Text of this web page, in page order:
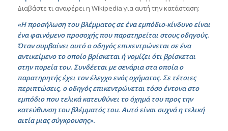
Διαβάστε τι αναφέρει η Wikipedia για αυτή την κατάσταση:
«Η προσήλωση του βλέμματος σε ένα εμπόδιο-κίνδυνο είναι
ένα φαινόμενο προσοχής που παρατηρείται στους οδηγούς.
Όταν συμβαίνει αυτό ο οδηγός επικεντρώνεται σε ένα
αντικείμενο το οποίο βρίσκεται ή νομίζει ότι βρίσκεται
στην πορεία του. Συνδέεται με σενάρια στα οποία ο
παρατηρητής έχει τον έλεγχο ενός οχήματος. Σε τέτοιες
περιπτώσεις, ο οδηγός επικεντρώνεται τόσο έντονα στο
εμπόδιο που τελικά κατευθύνει το όχημά του προς την
κατεύθυνση του βλέμματός του. Αυτό είναι συχνά η τελική
αιτία μιας σύγκρουσης».